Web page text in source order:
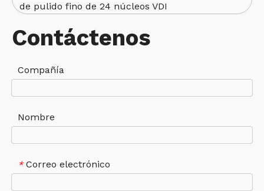
de pulido fino de 24 núcleos VDI
Contáctenos
Compañía
Nombre
* Correo electrónico